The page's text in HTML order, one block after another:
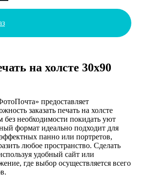
на холсте 30х90
предоставляет
заказать печать на холсте
без необходимости покидать уют
формат идеально подходит для
панно или портретов,
любое пространство. Сделать
удобный сайт или
где выбор осуществляется всего